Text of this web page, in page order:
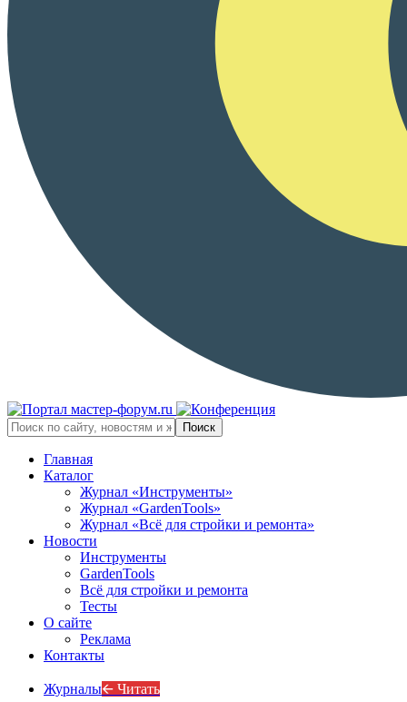
Главная
Каталог
Журнал «Инструменты»
Журнал «GardenTools»
Журнал «Всё для стройки и ремонта»
Новости
Инструменты
GardenTools
Всё для стройки и ремонта
Тесты
О сайте
Реклама
Контакты
Журналы🡨 Читать